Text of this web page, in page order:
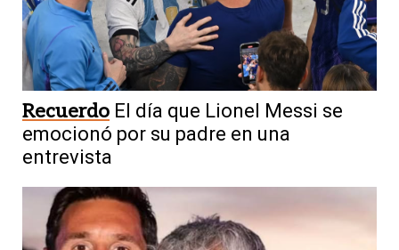
Recuerdo El día que Lionel Messi se
emocionó por su padre en una
entrevista